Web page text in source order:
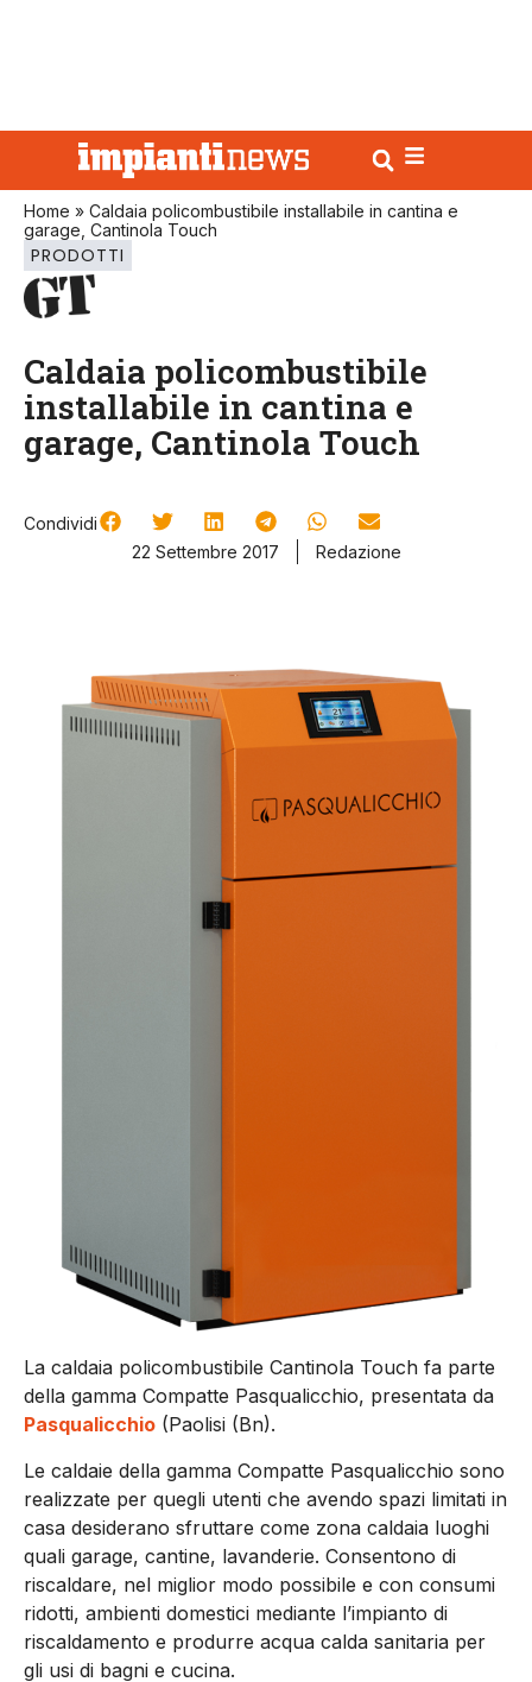
Home » Caldaia policombustibile installabile in cantina e
garage, Cantinola Touch
PRODOTTI
Caldaia policombustibile
installabile in cantina e
garage, Cantinola Touch
Condividi
22 Settembre 2017
Redazione
La caldaia policombustibile Cantinola Touch fa parte
della gamma Compatte Pasqualicchio, presentata da
Pasqualicchio (Paolisi (Bn).
Le caldaie della gamma Compatte Pasqualicchio sono
realizzate per quegli utenti che avendo spazi limitati in
casa desiderano sfruttare come zona caldaia luoghi
quali garage, cantine, lavanderie. Consentono di
riscaldare, nel miglior modo possibile e con consumi
ridotti, ambienti domestici mediante l’impianto di
riscaldamento e produrre acqua calda sanitaria per
gli usi di bagni e cucina.